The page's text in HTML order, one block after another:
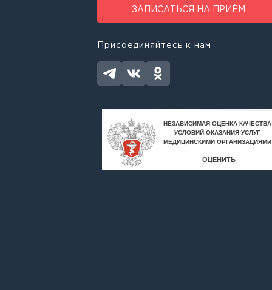
ЗАПИСАТЬСЯ НА ПРИЁМ
Присоединяйтесь к нам